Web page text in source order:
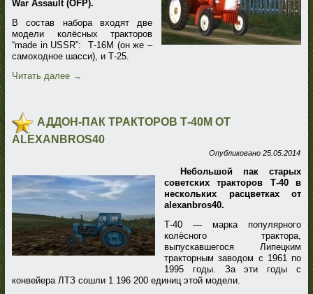
War Assault (OFP).
В состав набора входят две
модели колёсных тракторов
“made in USSR”: Т-16М (он же –
самоходное шасси), и Т-25.
Читать далее →
АДДОН-ПАК ТРАКТОРОВ Т-40М ОТ
ALEXANBROS40
Опубликовано 25.05.2014
Небольшой пак старых
советских тракторов Т-40 в
нескольких расцветках от
alexanbros40.
Т-40 — марка популярного
колёсного трактора,
выпускавшегося Липецким
тракторным заводом с 1961 по
1995 годы. За эти годы с
конвейера ЛТЗ сошли 1 196 200 единиц этой модели.